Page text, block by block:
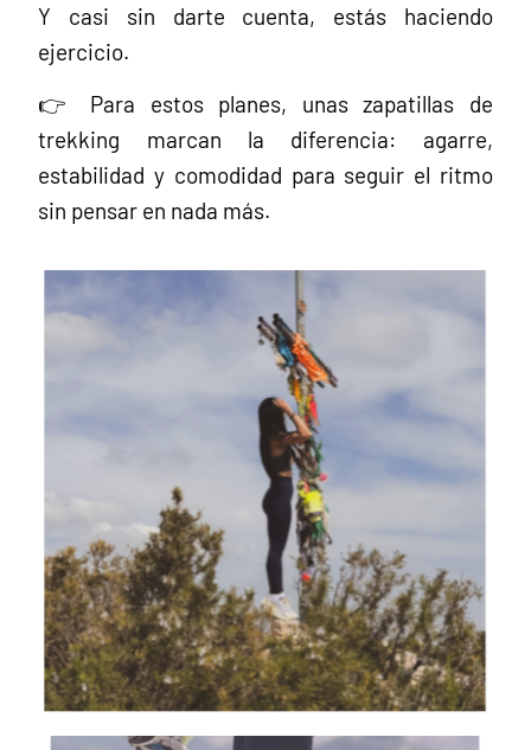
Y casi sin darte cuenta, estás haciendo
ejercicio.
👉 Para estos planes, unas zapatillas de
trekking marcan la diferencia: agarre,
estabilidad y comodidad para seguir el ritmo
sin pensar en nada más.